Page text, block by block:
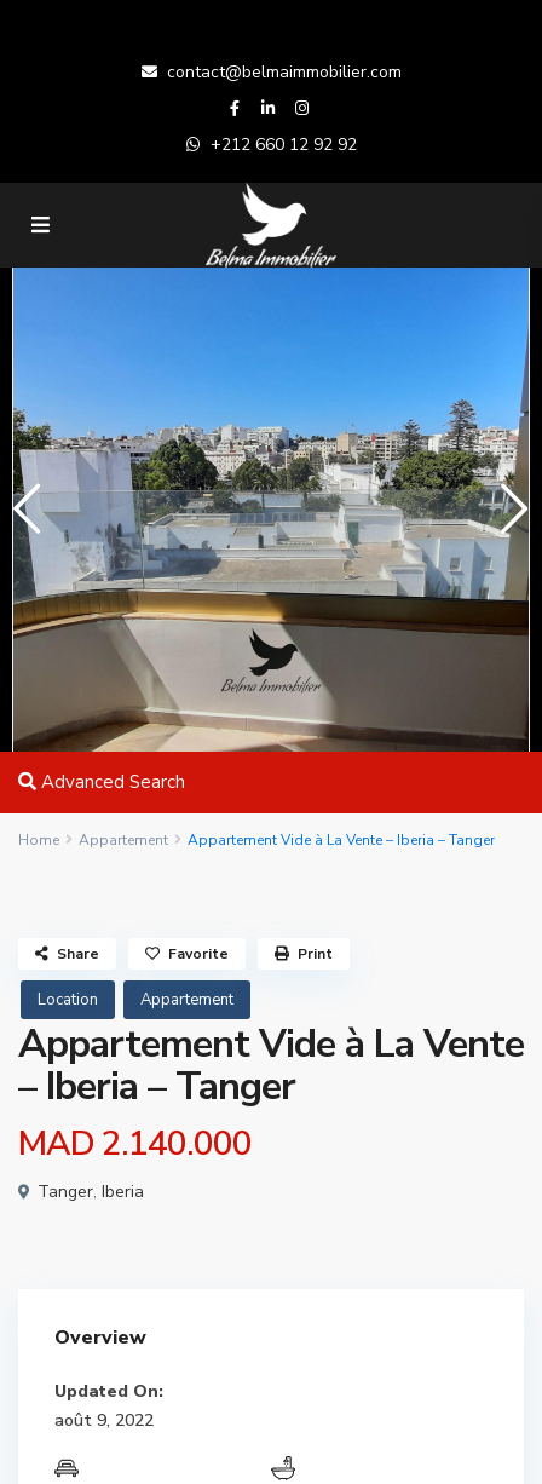
contact@belmaimmobilier.com
+212 660 12 92 92
Advanced Search
Home Appartement Appartement Vide à La Vente – Iberia – Tanger
Location Appartement
Appartement Vide à La Vente
– Iberia – Tanger
MAD 2.140.000
Tanger, Iberia
Share Favorite Print
Overview
Updated On:
août 9, 2022